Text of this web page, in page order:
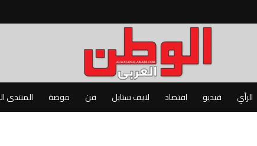
الرأي فيديو اقتصاد لايف ستايل فن موضة المنتدى